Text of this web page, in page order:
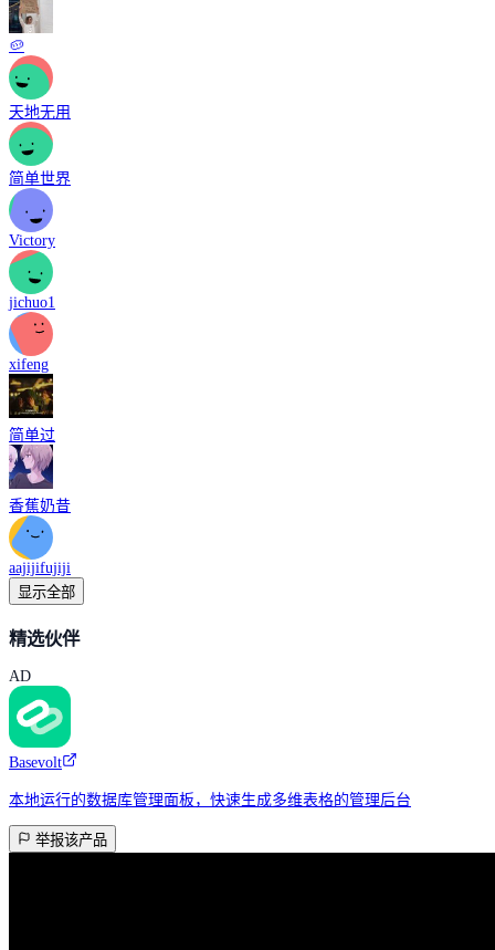
🥔
天地无用
简单世界
Victory
jichuo1
xifeng
简单过
香蕉奶昔
aajijifujiji
显示全部
精选伙伴
AD
Basevolt
本地运行的数据库管理面板，快速生成多维表格的管理后台
举报该产品